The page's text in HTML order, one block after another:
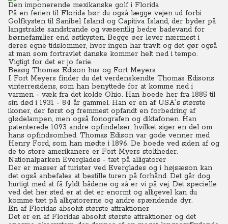
Den imponerende mexikanske golf i Florida
På en ferien til Florida bør du også lægge vejen ud forbi
Golfkysten til Sanibel Island og Capitiva Island, der byder på
langstrakte sandstrande og væsentlig bedre badevand for
børnefamilier end østkysten. Begge øer lever nærmest i
deres egne tidslommer, hvor ingen har travlt og det gør også
at man som fortravlet danske kommer helt ned i tempo.
Vigtigt for det er jo ferie.
Besøg Thomas Edison hus og Fort Meyers
I Fort Meyers finder du det verdenskendte Thomas Edisons
vinterresidens, som han benyttede for at komme ned i
varmen - væk fra det kolde Ohio. Han boede her fra 1885 til
sin død i 1931 - 84 år gammel. Han er en af USA's største
ikoner, der først og fremmest opfandt en forbedring af
glødelampen, men også fonografen og diktafonen. Han
patenterede 1093 andre opfindelser, hvilket siger en del om
hans opfindsomhed. Thomas Edison var gode venner med
Henry Ford, som han mødte i 1896. De boede ved siden af og
de to store amerikanere er Fort Myers stoltheder.
Nationalparken Everglades - tæt på alligatorer
Der er masser af turister ved Everglades og i højsæson kan
det også anbefales at bestille turen på forhånd. Det går dog
hurtigt med at få fyldt bådene og så er vi på vej. Det specielle
ved det her sted er at det er enormt og alligevel kan du
komme tæt på alligatorerne og andre spændende dyr.
En af Floridas absolut største attraktioner
Det er en af Floridas absolut største attraktioner og det